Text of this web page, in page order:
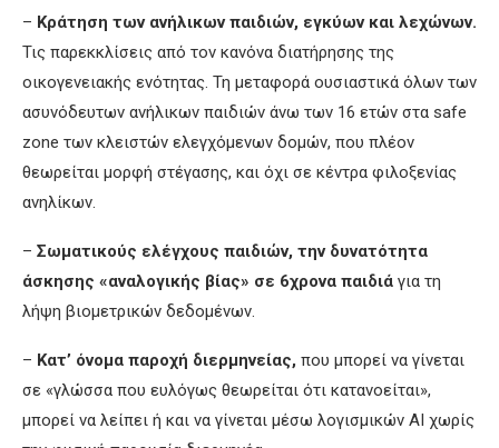
– Κράτηση των ανήλικων παιδιών, εγκύων και λεχώνων.
Τις παρεκκλίσεις από τον κανόνα διατήρησης της
οικογενειακής ενότητας. Τη μεταφορά ουσιαστικά όλων των
ασυνόδευτων ανήλικων παιδιών άνω των 16 ετών στα safe
zone των κλειστών ελεγχόμενων δομών, που πλέον
θεωρείται μορφή στέγασης, και όχι σε κέντρα φιλοξενίας
ανηλίκων.
– Σωματικούς ελέγχους παιδιών, την δυνατότητα
άσκησης «αναλογικής βίας» σε 6χρονα παιδιά για τη
λήψη βιομετρικών δεδομένων.
– Κατ’ όνομα παροχή διερμηνείας, που μπορεί να γίνεται
σε «γλώσσα που ευλόγως θεωρείται ότι κατανοείται»,
μπορεί να λείπει ή και να γίνεται μέσω λογισμικών AI χωρίς